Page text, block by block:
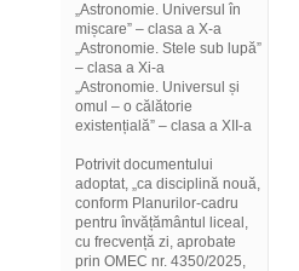
„Astronomie. Universul în
mișcare” – clasa a X-a
„Astronomie. Stele sub lupă”
– clasa a Xi-a
„Astronomie. Universul și
omul – o călătorie
existențială” – clasa a XII-a
Potrivit documentului
adoptat, „ca disciplină nouă,
conform Planurilor-cadru
pentru învățământul liceal,
cu frecvență zi, aprobate
prin OMEC nr. 4350/2025,